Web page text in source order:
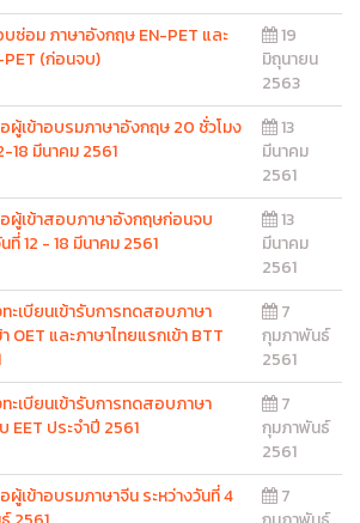
ซ่อม ภาษาอังกฤษ EN-PET และ
PET (ก่อนจบ)
19
มิถุนายน
2563
ผู้เข้าอบรมภาษาอังกฤษ 20 ชั่วโมง
18 มีนาคม 2561
13
มีนาคม
2561
ผู้เข้าสอบภาษาอังกฤษก่อนจบ
ที่ 12 - 18 มีนาคม 2561
13
มีนาคม
2561
ะเบียนเข้ารับการทดสอบภาษา
OET และภาษาไทยแรกเข้า BTT
7
กุมภาพันธ์
2561
ะเบียนเข้ารับการทดสอบภาษา
EET ประจำปี 2561
7
กุมภาพันธ์
2561
ผู้เข้าอบรมภาษาจีน ระหว่างวันที่ 4
7